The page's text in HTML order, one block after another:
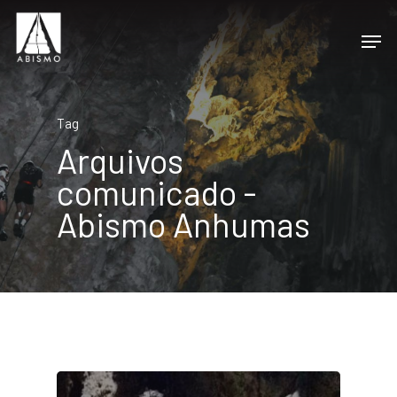
Tag
Arquivos
comunicado -
Abismo Anhumas